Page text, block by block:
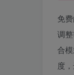
免
调
合
度